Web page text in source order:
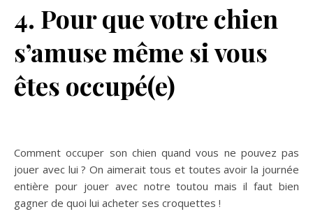
4. Pour que votre chien
s’amuse même si vous
êtes occupé(e)
Comment occuper son chien quand vous ne pouvez pas
jouer avec lui ? On aimerait tous et toutes avoir la journée
entière pour jouer avec notre toutou mais il faut bien
gagner de quoi lui acheter ses croquettes !